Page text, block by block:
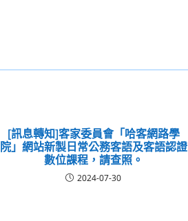
[訊息轉知]客家委員會「哈客網路學
院」網站新製日常公務客語及客語認證
數位課程，請查照。
2024-07-30